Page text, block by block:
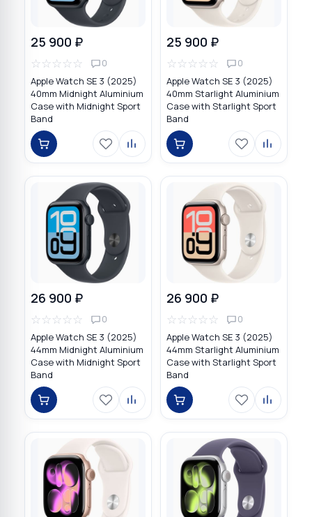
25 900 ₽
☆☆☆☆☆ 0
Apple Watch SE 3 (2025)
40mm Midnight Aluminium
Case with Midnight Sport
Band
25 900 ₽
☆☆☆☆☆ 0
Apple Watch SE 3 (2025)
40mm Starlight Aluminium
Case with Starlight Sport
Band
26 900 ₽
☆☆☆☆☆ 0
Apple Watch SE 3 (2025)
44mm Midnight Aluminium
Case with Midnight Sport
Band
26 900 ₽
☆☆☆☆☆ 0
Apple Watch SE 3 (2025)
44mm Starlight Aluminium
Case with Starlight Sport
Band